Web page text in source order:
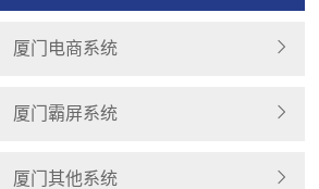
厦门电商系统
厦门霸屏系统
厦门其他系统